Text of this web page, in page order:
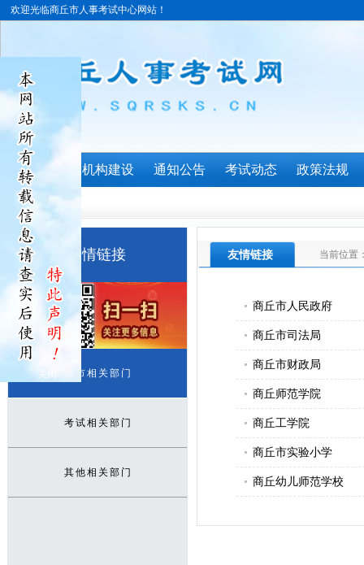
关闭
欢迎光临商丘市人事考试中心网站！
首页 机构建设 通知公告 考试动态 政策法规
友情链接
本市相关部门
考试相关部门
其他相关部门
友情链接 当前位置
商丘市人民政府
商丘市司法局
商丘市财政局
商丘师范学院
商丘工学院
商丘市实验小学
商丘幼儿师范学校